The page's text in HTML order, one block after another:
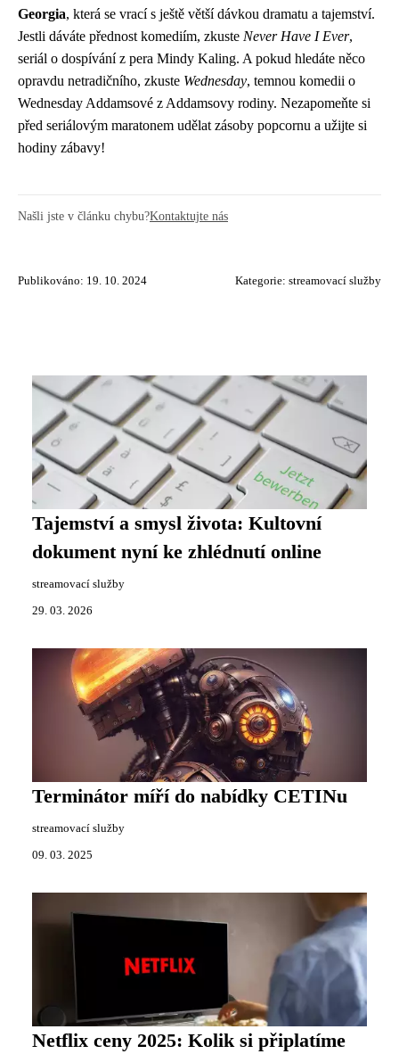
Georgia, která se vrací s ještě větší dávkou dramatu a tajemství.
Jestli dáváte přednost komediím, zkuste Never Have I Ever,
seriál o dospívání z pera Mindy Kaling. A pokud hledáte něco
opravdu netradičního, zkuste Wednesday, temnou komedii o
Wednesday Addamsové z Addamsovy rodiny. Nezapomeňte si
před seriálovým maratonem udělat zásoby popcornu a užijte si
hodiny zábavy!
Našli jste v článku chybu?Kontaktujte nás
Publikováno: 19. 10. 2024 Kategorie: streamovací služby
Tajemství a smysl života: Kultovní
dokument nyní ke zhlédnutí online
streamovací služby
29. 03. 2026
Terminátor míří do nabídky CETINu
streamovací služby
09. 03. 2025
Netflix ceny 2025: Kolik si připlatíme